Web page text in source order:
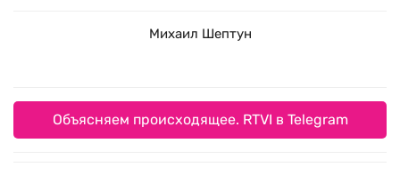
Михаил Шептун
Объясняем происходящее. RTVI в Telegram